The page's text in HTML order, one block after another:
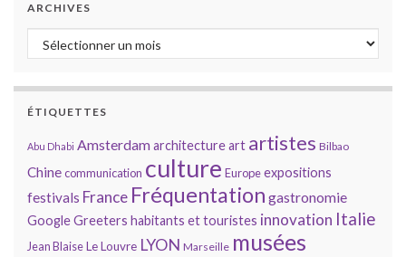
ARCHIVES
Archives
ÉTIQUETTES
Abu Dhabi Amsterdamarchitectureart artistes Bilbao
Chinecommunication culture Europeexpositions
festivals France Fréquentation gastronomie
GoogleGreeters habitants et touristes innovation Italie
Jean BlaiseLe Louvre LYON Marseille musées